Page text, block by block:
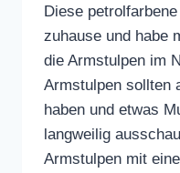
Diese
zuhause und habe
die Armstulpen im
Armstulpen sollten
haben und etwas
langweilig
Armstulpen mit